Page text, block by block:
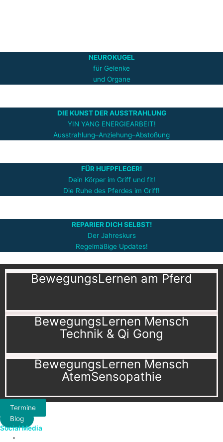
NEUROKUGEL
für Gelenke
und Organe
DIE KUNST DER AUSSTRAHLUNG
YIN YANG ENERGIEARBEIT!
Ausstrahlung–Anziehung–Abstoßung
FÜR HUFPFLEGER!
Dein Körper im Griff und fit!
Die Ruhe des Pferdes im Griff!
REPARIER DICH SELBST!
Der Jahreskurs
Regelmäßige Updates!
BewegungsLernen am Pferd
BewegungsLernen Mensch
Technik & Qi Gong
BewegungsLernen Mensch
AtemSensopathie
Termine
Blog
Social Media